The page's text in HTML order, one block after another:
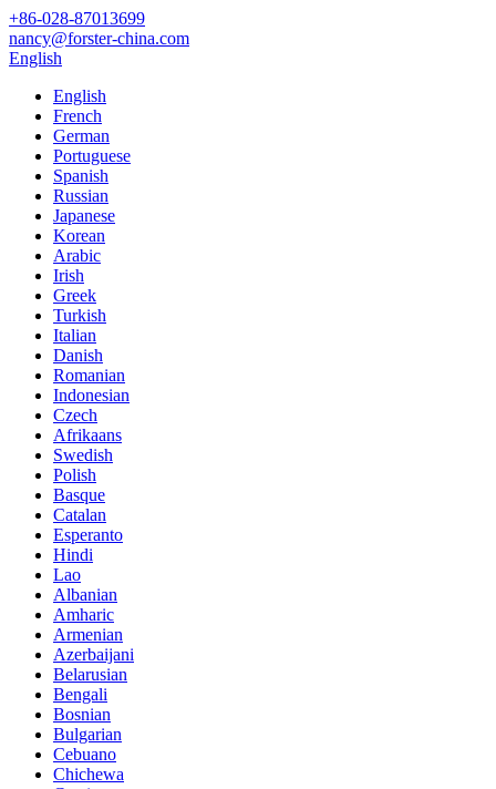
+86-028-87013699
nancy@forster-china.com
English
English
French
German
Portuguese
Spanish
Russian
Japanese
Korean
Arabic
Irish
Greek
Turkish
Italian
Danish
Romanian
Indonesian
Czech
Afrikaans
Swedish
Polish
Basque
Catalan
Esperanto
Hindi
Lao
Albanian
Amharic
Armenian
Azerbaijani
Belarusian
Bengali
Bosnian
Bulgarian
Cebuano
Chichewa